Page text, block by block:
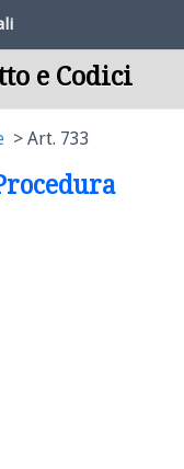
e Codici
Art. 733